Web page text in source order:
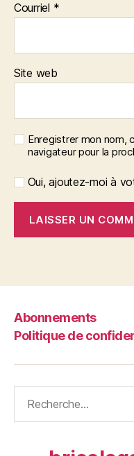
Courriel *
Site web
Enregistrer mon nom,
navigateur pour la
Oui, ajoutez-moi à
Abonnements
Politique de